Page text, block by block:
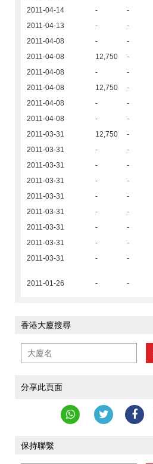
2011-04-14
- -
2011-04-13
- -
2011-04-08
- -
2011-04-08
12,750 -
2011-04-08
- -
2011-04-08
12,750 -
2011-04-08
- -
2011-04-08
- -
2011-03-31
12,750 -
2011-03-31
- -
2011-03-31
- -
2011-03-31
- -
2011-03-31
- -
2011-03-31
- -
2011-03-31
- -
2011-03-31
- -
2011-03-31
- -
2011-01-26 - -
香港大廈搜尋
分享此頁面
保持聯繫